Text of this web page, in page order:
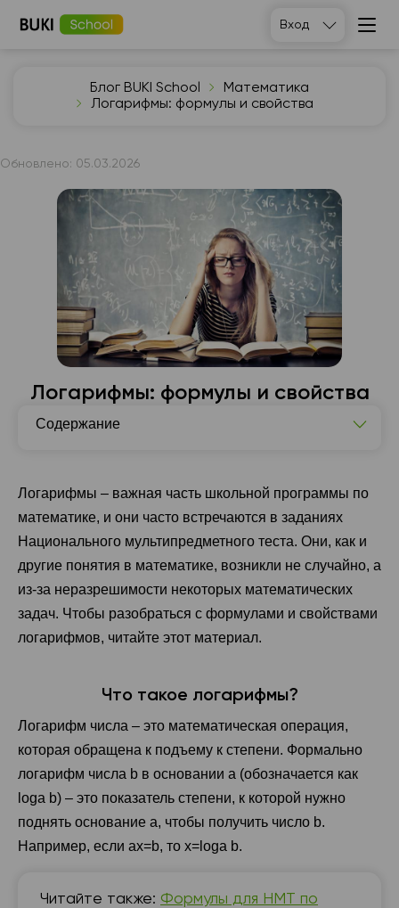
Вход
Блог BUKI School
Математика
Логарифмы: формулы и свойства
Обновлено: 05.03.2026
Логарифмы: формулы и свойства
Содержание
Логарифмы: основные формулы
Свойства логарифмов
Логарифмы: задачи НМТ
Логарифмы – важная часть школьной программы по
математике, и они часто встречаются в заданиях
Национального мультипредметного теста. Они, как и
другие понятия в математике, возникли не случайно, а
из-за неразрешимости некоторых математических
задач. Чтобы разобраться с формулами и свойствами
логарифмов, читайте этот материал.
Что такое логарифмы?
Логарифм числа – это математическая операция,
которая обращена к подъему к степени. Формально
логарифм числа b в основании a (обозначается как
log⁡а b) – это показатель степени, к которой нужно
поднять основание a, чтобы получить число b.
Например, если aх=b, то x=log⁡а b.
Читайте также: Формулы для НМТ по